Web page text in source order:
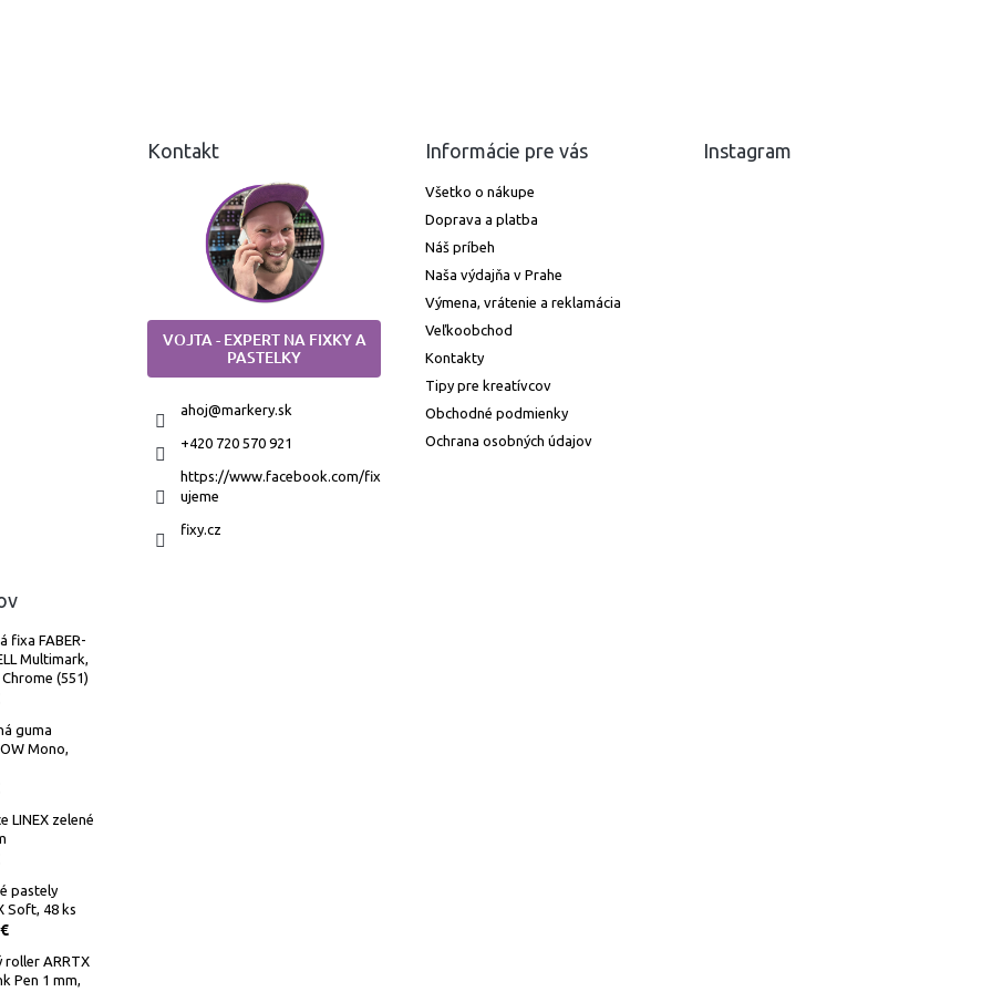
Kontakt
VOJTA - EXPERT NA FIXKY A
PASTELKY
ahoj@markery.sk
+420 720 570 921
https://www.facebook.com/fix
ujeme
fixy.cz
Informácie pre vás
Všetko o nákupe
Doprava a platba
Náš príbeh
Naša výdajňa v Prahe
Výmena, vrátenie a reklamácia
Veľkoobchod
Kontakty
Tipy pre kreatívcov
Obchodné podmienky
Ochrana osobných údajov
Instagram
fixa FABER-
Multimark,
(551)
guma
Mono,
LINEX zelené
pastely
Soft, 48 ks
roller ARRTX
Pen 1 mm,